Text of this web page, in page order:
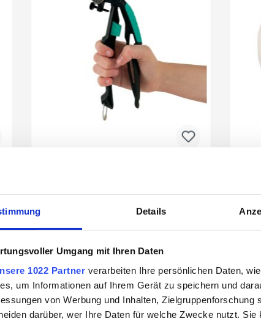
Details
Umgang mit Ihren Daten
1022 Partner verarbeiten Ihre persönlichen Daten,
um Informationen auf Ihrem Gerät zu speichern und
von Werbung und Inhalten,
darüber, wer Ihre Daten für welche Zwecke nutzt.
3211630